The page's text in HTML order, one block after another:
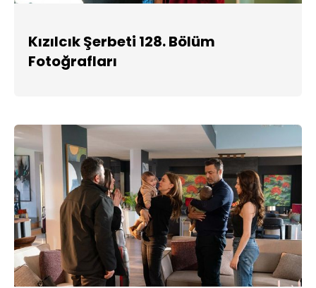
Kızılcık Şerbeti 128. Bölüm
Fotoğrafları